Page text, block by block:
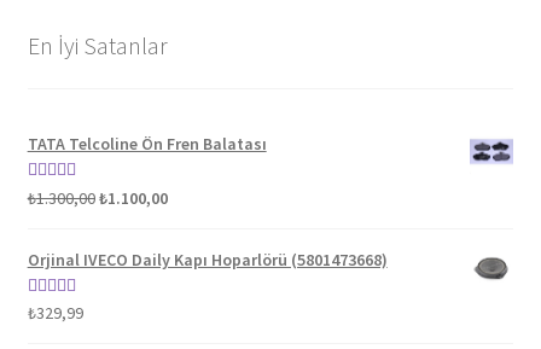
En İyi Satanlar
TATA Telcoline Ön Fren Balatası
5 üzerinden
₺1.300,00Orijinal
₺1.300,00.
₺1.100,00Şu
fiyat:
₺1.100,00.
Orjinal IVECO Daily Kapı Hoparlörü (5801473668)
5 üzerinden
₺329,99